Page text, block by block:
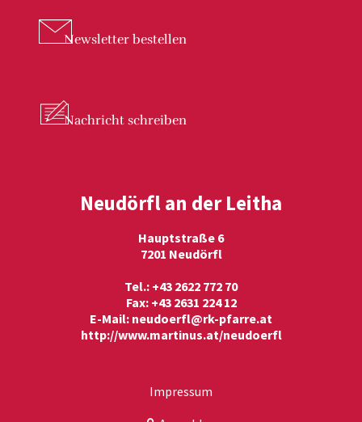
Newsletter bestellen
Nachricht schreiben
Neudörfl an der Leitha
Hauptstraße 6
7201 Neudörfl
Tel.: +43 2622 772 70
Fax: +43 2631 224 12
E-Mail: neudoerfl@rk-pfarre.at
http://www.martinus.at/neudoerfl
Impressum